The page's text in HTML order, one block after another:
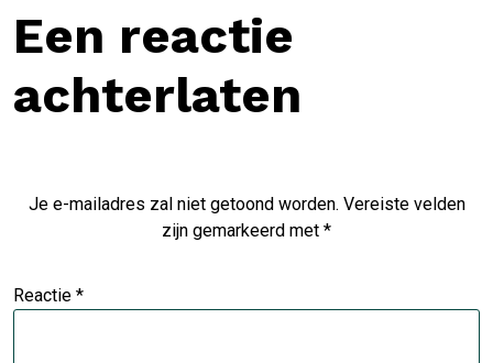
Een reactie
achterlaten
Je e-mailadres zal niet getoond worden. Vereiste velden
zijn gemarkeerd met *
Reactie *